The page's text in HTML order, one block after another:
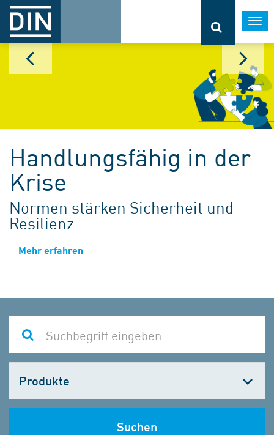
Handlungsfähig in der
Krise
Normen stärken Sicherheit und
Resilienz
Mehr erfahren
wählen
Suchen